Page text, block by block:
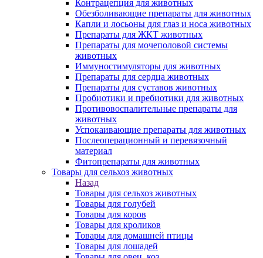
Контрацепция для животных
Обезболивающие препараты для животных
Капли и лосьоны для глаз и носа животных
Препараты для ЖКТ животных
Препараты для мочеполовой системы
животных
Иммуностимуляторы для животных
Препараты для сердца животных
Препараты для суставов животных
Пробиотики и пребиотики для животных
Противовоспалительные препараты для
животных
Успокаивающие препараты для животных
Послеоперационный и перевязочный
материал
Фитопрепараты для животных
Товары для сельхоз животных
Назад
Товары для сельхоз животных
Товары для голубей
Товары для коров
Товары для кроликов
Товары для домашней птицы
Товары для лошадей